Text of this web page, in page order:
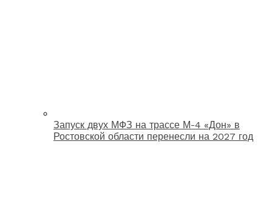
Запуск двух МФЗ на трассе М-4 «Дон» в
Ростовской области перенесли на 2027 год